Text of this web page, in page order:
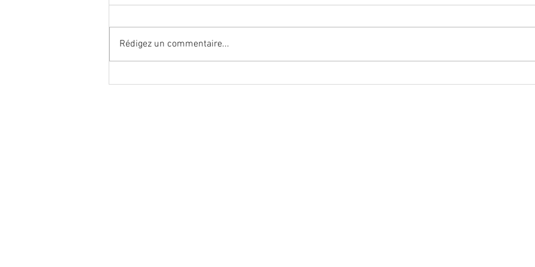
Rédigez un commentaire...